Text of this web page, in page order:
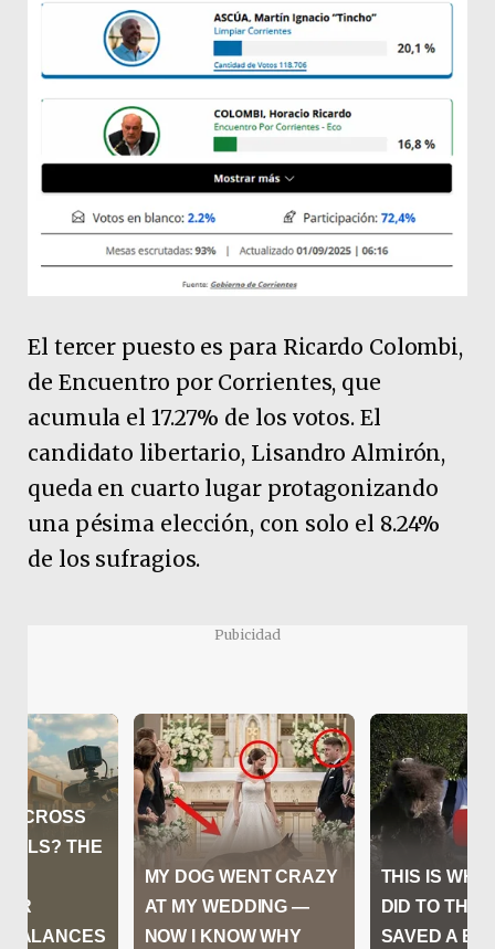
El tercer puesto es para Ricardo Colombi,
de Encuentro por Corrientes, que
acumula el 17.27% de los votos. El
candidato libertario, Lisandro Almirón,
queda en cuarto lugar protagonizando
una pésima elección, con solo el 8.24%
de los sufragios.
Pubicidad